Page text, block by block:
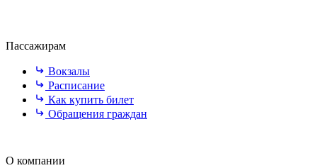
Пассажирам
Вокзалы
Расписание
Как купить билет
Обращения граждан
О компании